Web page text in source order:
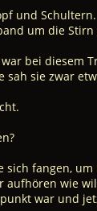
und Schultern.
um die
bei diesem
sie zwar
sich fangen,
wie
war und